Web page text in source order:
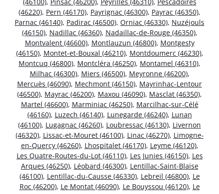
(46220), Pern (46170), Payrignac (46300), Payrac (46350),
Parnac (46140), Padirac (46500), Orniac (46330), Nuzéjouls
(46150), Nadillac (46360), Nadaillac-de-Rouge (46350),
Montvalent (46600), Montlauzun (46800), Montgesty
(46150), Montet-et-Bouxal (46210), Montdoumerc (46230),
Montcuq (46800), Montcléra (46250), Montamel (46310),
Milhac (46300), Miers (46500), Meyronne (46200),
Mercuès (46090), Mechmont (46150), Mayrinhac-Lentour
(46500), Mayrac (46200), Maxou (46090), Masclat (46350),
Martel (46600), Marminiac (46250), Marcilhac-sur-Célé
(46160), Luzech (46140), Lunegarde (46240), Lunan
(46100), Lugagnac (46260), Loubressac (46130), Livernon
(46320), Lissac-et-Mouret (46100), Linac (46270), Limogne-
en-Quercy (46260), Lhospitalet (46170), Leyme (46120),
Les Quatre-Routes-du-Lot (46110), Les Junies (46150), Les
Arques (46250), Léobard (46300), Lentillac-Saint-Blaise
(46100), Lentillac-du-Causse (46330), Lebreil (46800), Le
Roc (46200), Le Montat (46090), Le Bouyssou (46120), Le